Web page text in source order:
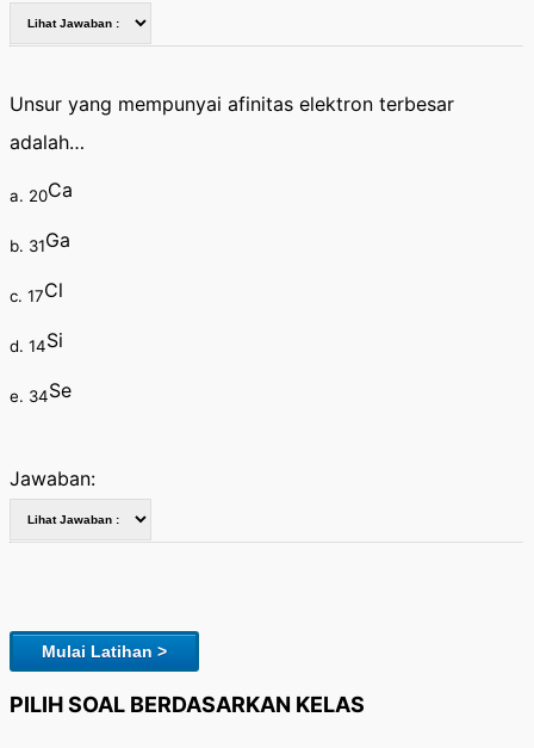
Unsur yang mempunyai afinitas elektron terbesar
adalah…
a. 20Ca
b. 31Ga
c. 17Cl
d. 14Si
e. 34Se
Jawaban:
Mulai Latihan >
PILIH SOAL BERDASARKAN KELAS